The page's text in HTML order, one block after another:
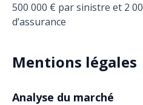
500 000 € par sinistre et 2
d’assurance
Mentions légales
Analyse du marché